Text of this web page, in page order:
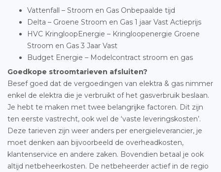
Vattenfall – Stroom en Gas Onbepaalde tijd
Delta – Groene Stroom en Gas 1 jaar Vast Actieprijs
HVC KringloopEnergie – Kringloopenergie Groene
Stroom en Gas 3 Jaar Vast
Budget Energie – Modelcontract stroom en gas
Goedkope stroomtarieven afsluiten?
Besef goed dat de vergoedingen van elektra & gas nimmer
enkel de elektra die je verbruikt of het gasverbruik beslaan.
Je hebt te maken met twee belangrijke factoren. Dit zijn
ten eerste vastrecht, ook wel de ‘vaste leveringskosten’.
Deze tarieven zijn weer anders per energieleverancier, je
moet denken aan bijvoorbeeld de overheadkosten,
klantenservice en andere zaken. Bovendien betaal je ook
altijd netbeheerkosten. De netbeheerder actief in de regio